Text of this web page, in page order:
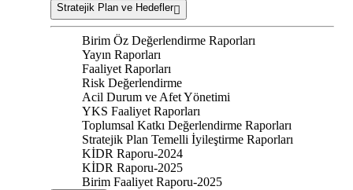
Stratejik Plan ve Hedefler
Birim Öz Değerlendirme Raporları
Yayın Raporları
Faaliyet Raporları
Risk Değerlendirme
Acil Durum ve Afet Yönetimi
YKS Faaliyet Raporları
Toplumsal Katkı Değerlendirme Raporları
Stratejik Plan Temelli İyileştirme Raporları
KİDR Raporu-2024
KİDR Raporu-2025
Birim Faaliyet Raporu-2025